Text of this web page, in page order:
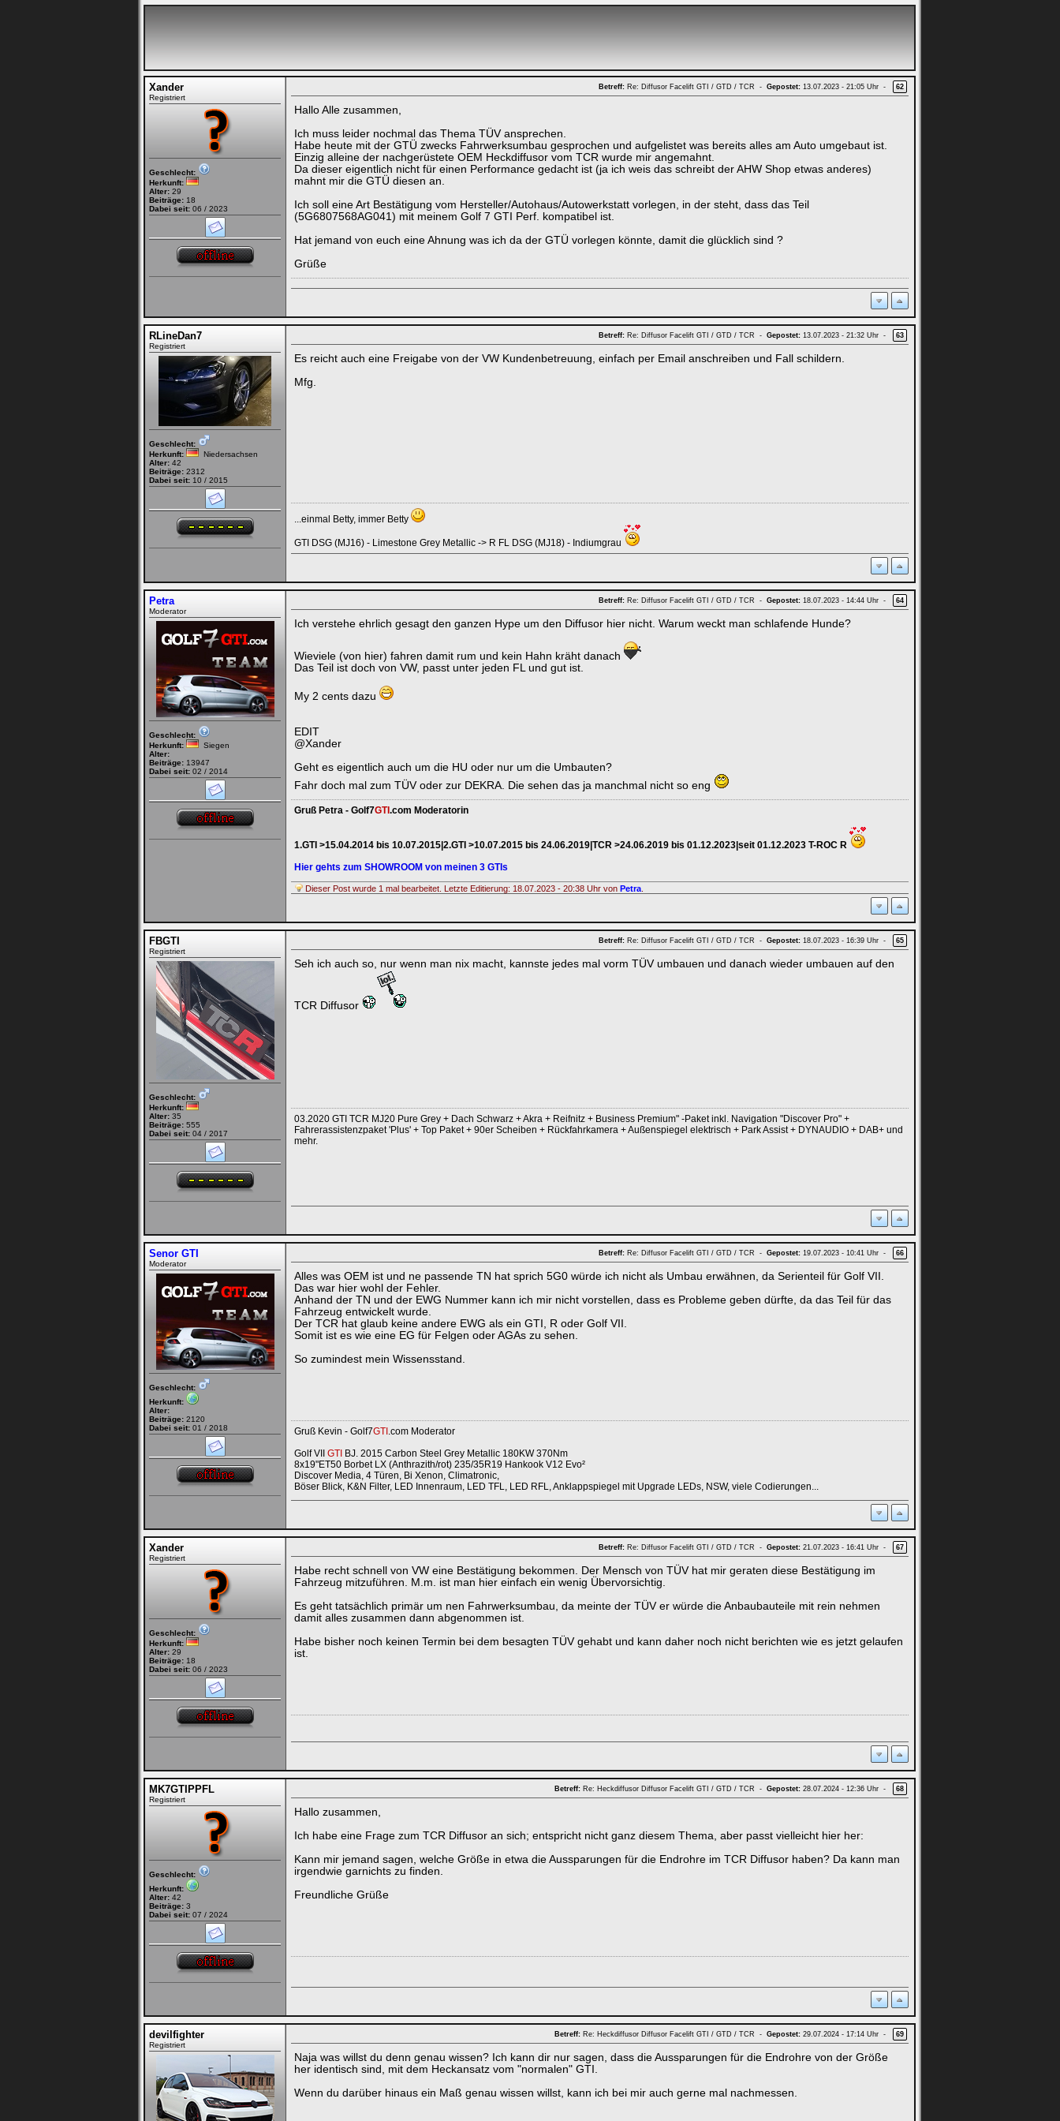
Xander
Registriert
Geschlecht:
Herkunft:
Alter: 29
Beiträge: 18
Dabei seit: 06 / 2023
Betreff: Re: Diffusor Facelift GTI / GTD / TCR - Gepostet: 13.07.2023 - 21:05 Uhr - 62
Hallo Alle zusammen,
Ich muss leider nochmal das Thema TÜV ansprechen.
Habe heute mit der GTÜ zwecks Fahrwerksumbau gesprochen und aufgelistet was bereits alles am Auto umgebaut ist.
Einzig alleine der nachgerüstete OEM Heckdiffusor vom TCR wurde mir angemahnt.
Da dieser eigentlich nicht für einen Performance gedacht ist (ja ich weis das schreibt der AHW Shop etwas anderes)
mahnt mir die GTÜ diesen an.
Ich soll eine Art Bestätigung vom Hersteller/Autohaus/Autowerkstatt vorlegen, in der steht, dass das Teil
(5G6807568AG041) mit meinem Golf 7 GTI Perf. kompatibel ist.
Hat jemand von euch eine Ahnung was ich da der GTÜ vorlegen könnte, damit die glücklich sind ?
Grüße
RLineDan7
Registriert
Geschlecht:
Herkunft:
Niedersachsen
Alter: 42
Beiträge: 2312
Dabei seit: 10 / 2015
Betreff: Re: Diffusor Facelift GTI / GTD / TCR - Gepostet: 13.07.2023 - 21:32 Uhr - 63
Es reicht auch eine Freigabe von der VW Kundenbetreuung, einfach per Email anschreiben und Fall schildern.
Mfg.
...einmal Betty, immer Betty
GTI DSG (MJ16) - Limestone Grey Metallic -> R FL DSG (MJ18) - Indiumgrau
Petra
Moderator
Geschlecht:
Herkunft:
Siegen
Alter:
Beiträge: 13947
Dabei seit: 02 / 2014
Betreff: Re: Diffusor Facelift GTI / GTD / TCR - Gepostet: 18.07.2023 - 14:44 Uhr - 64
Ich verstehe ehrlich gesagt den ganzen Hype um den Diffusor hier nicht. Warum weckt man schlafende Hunde?
Wieviele (von hier) fahren damit rum und kein Hahn kräht danach
Das Teil ist doch von VW, passt unter jeden FL und gut ist.
My 2 cents dazu
EDIT
@Xander
Geht es eigentlich auch um die HU oder nur um die Umbauten?
Fahr doch mal zum TÜV oder zur DEKRA. Die sehen das ja manchmal nicht so eng
Gruß Petra - Golf7GTI.com Moderatorin
1.GTI >15.04.2014 bis 10.07.2015|2.GTI >10.07.2015 bis 24.06.2019|TCR >24.06.2019 bis 01.12.2023|seit 01.12.2023 T-ROC R
Hier gehts zum SHOWROOM von meinen 3 GTIs
Dieser Post wurde 1 mal bearbeitet. Letzte Editierung: 18.07.2023 - 20:38 Uhr von Petra
FBGTI
Registriert
Geschlecht:
Herkunft:
Alter: 35
Beiträge: 555
Dabei seit: 04 / 2017
Betreff: Re: Diffusor Facelift GTI / GTD / TCR - Gepostet: 18.07.2023 - 16:39 Uhr - 65
Seh ich auch so, nur wenn man nix macht, kannste jedes mal vorm TÜV umbauen und danach wieder umbauen auf den
TCR Diffusor
03.2020 GTI TCR MJ20 Pure Grey + Dach Schwarz + Akra + Reifnitz + Business Premium" -Paket inkl. Navigation "Discover Pro" +
Fahrerassistenzpaket 'Plus' + Top Paket + 90er Scheiben + Rückfahrkamera + Außenspiegel elektrisch + Park Assist + DYNAUDIO + DAB+ und
mehr.
Senor GTI
Moderator
Geschlecht:
Herkunft:
Alter:
Beiträge: 2120
Dabei seit: 01 / 2018
Betreff: Re: Diffusor Facelift GTI / GTD / TCR - Gepostet: 19.07.2023 - 10:41 Uhr - 66
Alles was OEM ist und ne passende TN hat sprich 5G0 würde ich nicht als Umbau erwähnen, da Serienteil für Golf VII.
Das war hier wohl der Fehler.
Anhand der TN und der EWG Nummer kann ich mir nicht vorstellen, dass es Probleme geben dürfte, da das Teil für das
Fahrzeug entwickelt wurde.
Der TCR hat glaub keine andere EWG als ein GTI, R oder Golf VII.
Somit ist es wie eine EG für Felgen oder AGAs zu sehen.
So zumindest mein Wissensstand.
Gruß Kevin - Golf7GTI .com Moderator
Golf VII GTI BJ. 2015 Carbon Steel Grey Metallic 180KW 370Nm
8x19"ET50 Borbet LX (Anthrazith/rot) 235/35R19 Hankook V12 Evo²
Discover Media, 4 Türen, Bi Xenon, Climatronic,
Böser Blick, K&N Filter, LED Innenraum, LED TFL, LED RFL, Anklappspiegel mit Upgrade LEDs, NSW, viele Codierungen...
Xander
Registriert
Geschlecht:
Herkunft:
Alter: 29
Beiträge: 18
Dabei seit: 06 / 2023
Betreff: Re: Diffusor Facelift GTI / GTD / TCR - Gepostet: 21.07.2023 - 16:41 Uhr - 67
Habe recht schnell von VW eine Bestätigung bekommen. Der Mensch von TÜV hat mir geraten diese Bestätigung im
Fahrzeug mitzuführen. M.m. ist man hier einfach ein wenig Übervorsichtig.
Es geht tatsächlich primär um nen Fahrwerksumbau, da meinte der TÜV er würde die Anbaubauteile mit rein nehmen
damit alles zusammen dann abgenommen ist.
Habe bisher noch keinen Termin bei dem besagten TÜV gehabt und kann daher noch nicht berichten wie es jetzt gelaufen
ist.
MK7GTIPPFL
Registriert
Geschlecht:
Herkunft:
Alter: 42
Beiträge: 3
Dabei seit: 07 / 2024
Betreff: Re: Heckdiffusor Diffusor Facelift GTI / GTD / TCR - Gepostet: 28.07.2024 - 12:36 Uhr - 68
Hallo zusammen,
Ich habe eine Frage zum TCR Diffusor an sich; entspricht nicht ganz diesem Thema, aber passt vielleicht hier her:
Kann mir jemand sagen, welche Größe in etwa die Aussparungen für die Endrohre im TCR Diffusor haben? Da kann man
irgendwie garnichts zu finden.
Freundliche Grüße
devilfighter
Registriert
Betreff: Re: Heckdiffusor Diffusor Facelift GTI / GTD / TCR - Gepostet: 29.07.2024 - 17:14 Uhr - 69
Naja was willst du denn genau wissen? Ich kann dir nur sagen, dass die Aussparungen für die Endrohre von der Größe
her identisch sind, mit dem Heckansatz vom "normalen" GTI.
Wenn du darüber hinaus ein Maß genau wissen willst, kann ich bei mir auch gerne mal nachmessen.